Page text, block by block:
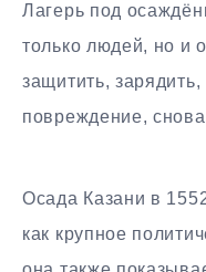
Лагерь под
только людей, но и
защитить,
повреждение,
Осада Казани в
как крупное